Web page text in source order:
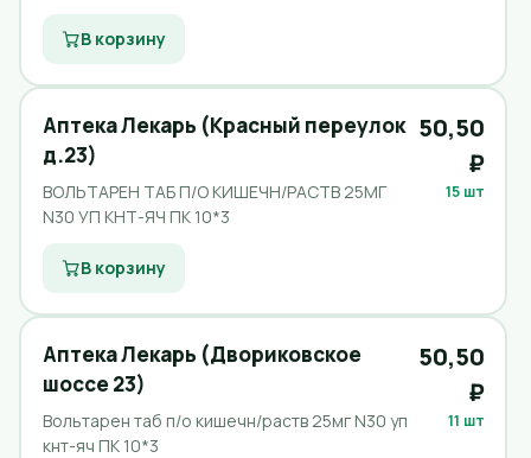
В корзину
Аптека Лекарь (Красный переулок
д.23)
ВОЛЬТАРЕН ТАБ П/О КИШЕЧН/РАСТВ 25МГ
N30 УП КНТ-ЯЧ ПК 10*3
50,50
₽
15 шт
В корзину
Аптека Лекарь (Двориковское
шоссе 23)
Вольтарен таб п/о кишечн/раств 25мг N30 уп
кнт-яч ПК 10*3
50,50
₽
11 шт